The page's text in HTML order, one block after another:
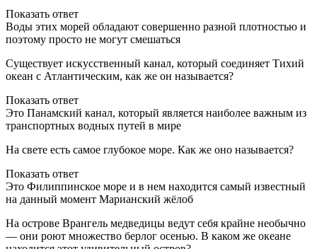
Показать ответ
Воды этих морей обладают совершенно разной плотностью и
поэтому просто не могут смешаться
Существует искусственный канал, который соединяет Тихий
океан с Атлантическим, как же он называется?
Показать ответ
Это Панамский канал, который является наиболее важным из
транспортных водных путей в мире
На свете есть самое глубокое море. Как же оно называется?
Показать ответ
Это Филиппинское море и в нем находится самый известный
на данный момент Марианский жёлоб
На острове Врангель медведицы ведут себя крайне необычно
— они роют множество берлог осенью. В каком же океане